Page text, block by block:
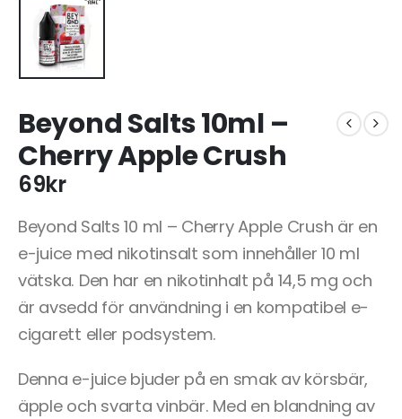
Beyond Salts 10ml –
Cherry Apple Crush
69kr
Beyond Salts 10 ml – Cherry Apple Crush är en
e-juice med nikotinsalt som innehåller 10 ml
vätska. Den har en nikotinhalt på 14,5 mg och
är avsedd för användning i en kompatibel e-
cigarett eller podsystem.
Denna e-juice bjuder på en smak av körsbär,
äpple och svarta vinbär. Med en blandning av